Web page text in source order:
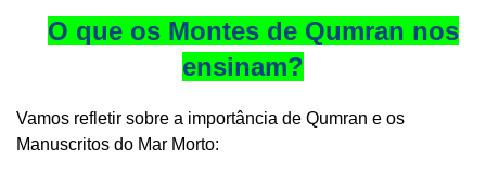
O que os Montes de Qumran nos
ensinam?
Vamos refletir sobre a importância de Qumran e os
Manuscritos do Mar Morto: